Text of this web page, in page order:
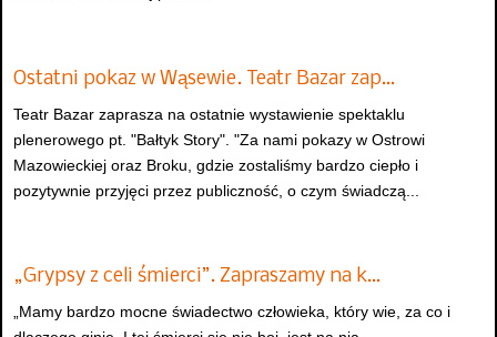
Ostatni pokaz w Wąsewie. Teatr Bazar zap…
Teatr Bazar zaprasza na ostatnie wystawienie spektaklu
plenerowego pt. "Bałtyk Story". "Za nami pokazy w Ostrowi
Mazowieckiej oraz Broku, gdzie zostaliśmy bardzo ciepło i
pozytywnie przyjęci przez publiczność, o czym świadczą...
„Grypsy z celi śmierci”. Zapraszamy na k…
„Mamy bardzo mocne świadectwo człowieka, który wie, za co i